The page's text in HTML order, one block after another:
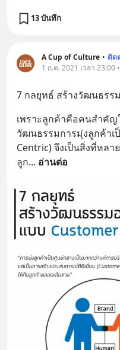
13 บันทึก
A Cup of Culture • ติด
1 ก.ค. 2021 เวลา 23:00
7 กลยุทธ์ สร้างวัฒนธรร
เพราะลูกค้าคือคนสำคัญ
วัฒนธรรมการมุ่งลูกค้าเ
Centric) จึงเป็นสิ่งที่หล
ลูก... อ่านต่อ